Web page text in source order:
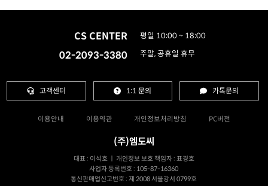
CS CENTER
02-2093-3380
평일 10:00 ~ 18:00
주말, 공휴일 휴무
고객센터 1:1 문의 카톡문의
이용안내 이용약관 개인정보처리방침 PC버전
(주)엠도씨
대표 : 이석호 ㅣ 개인정보 보호 책임자 : 표경호
사업자 등록번호 : 105-87-16360
통신판매업신고번호 : 제 2008 서울강서 0799호